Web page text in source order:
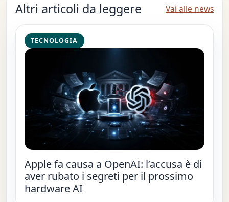
Altri articoli da leggere Vai alle news
TECNOLOGIA
Apple fa causa a OpenAI: l’accusa è di
aver rubato i segreti per il prossimo
hardware AI